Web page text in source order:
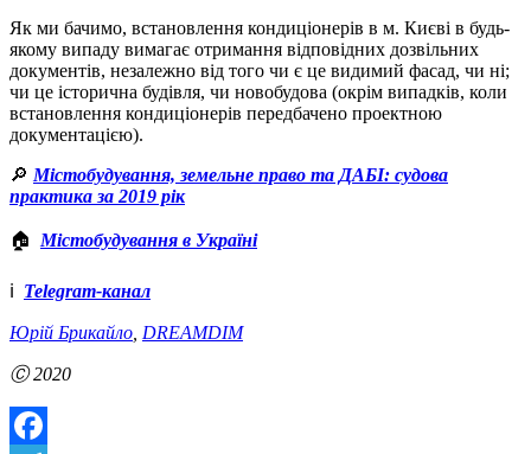
Як ми бачимо, встановлення кондиціонерів в м. Києві в будь-
якому випаду вимагає отримання відповідних дозвільних
документів, незалежно від того чи є це видимий фасад, чи ні;
чи це історична будівля, чи новобудова (окрім випадків, коли
встановлення кондиціонерів передбачено проектною
документацією).
🔎 Містобудування, земельне право та ДАБІ: судова
практика за 2019 рік
🏠 Містобудування в Україні
ℹ️ Telegram-канал
Юрій Брикайло DREAMDIM
Ⓒ 2020